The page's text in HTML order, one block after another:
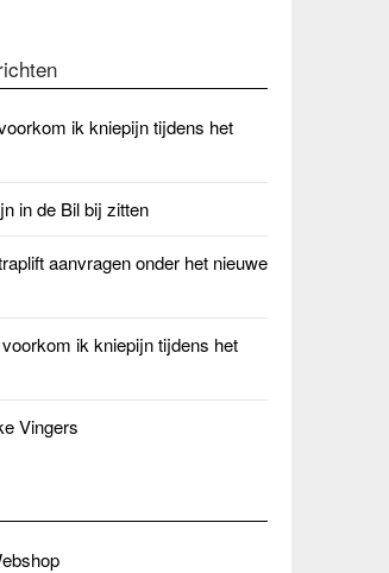
ik kniepijn tijdens het
in de Bil bij zitten
aanvragen onder het nieuwe
ik kniepijn tijdens het
Vingers